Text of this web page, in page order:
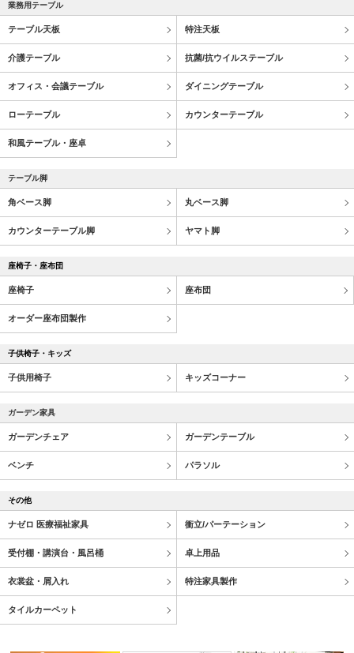
業務用テーブル
テーブル天板 特注天板
介護テーブル 抗菌/抗ウイルステーブル
オフィス・会議テーブル ダイニングテーブル
ローテーブル カウンターテーブル
和風テーブル・座卓
テーブル脚
角ベース脚 丸ベース脚
カウンターテーブル脚 ヤマト脚
座椅子・座布団
座椅子 座布団
オーダー座布団製作
子供椅子・キッズ
子供用椅子 キッズコーナー
ガーデン家具
ガーデンチェア ガーデンテーブル
ベンチ パラソル
その他
ナゼロ 医療福祉家具 衝立/パーテーション
受付棚・講演台・風呂桶 卓上用品
衣裳盆・屑入れ 特注家具製作
タイルカーペット